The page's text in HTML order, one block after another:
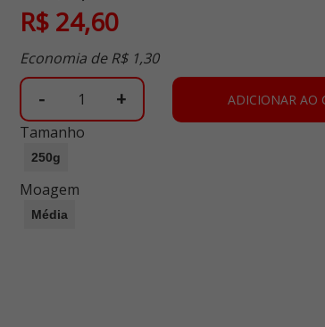
R$ 24,60
Economia deR$ 1,30
- + ADICIONAR AO
Tamanho
250g
Moagem
Média